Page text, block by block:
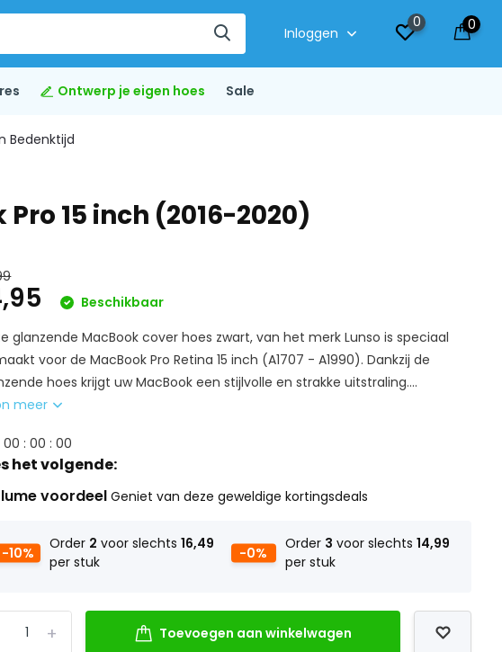
Inloggen
0 0
Ontwerp je eigen hoes Sale
Bedenktijd
15 inch (2016-2020)
Beschikbaar
glanzende MacBook cover hoes zwart, van het merk Lunso is speciaal
voor de MacBook Pro Retina 15 inch (A1707 - A1990). Dankzij de
hoes krijgt uw MacBook een stijlvolle en strakke uitstraling....
meer
00 :00 :00
het volgende:
voordeelGeniet van deze geweldige kortingsdeals
-10%
Order 2 voor slechts16,49
per stuk
-0%
Order 3 voor slechts 14,99
per stuk
+
Toevoegen aan winkelwagen